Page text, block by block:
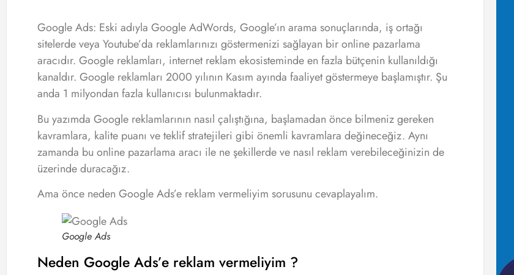
Google Ads: Eski adıyla Google AdWords, Google’ın arama sonuçlarında, iş ortağı
sitelerde veya Youtube’da reklamlarınızı göstermenizi sağlayan bir online pazarlama
aracıdır. Google reklamları, internet reklam ekosisteminde en fazla bütçenin kullanıldığı
kanaldır. Google reklamları 2000 yılının Kasım ayında faaliyet göstermeye başlamıştır. Şu
anda 1 milyondan fazla kullanıcısı bulunmaktadır.
Bu yazımda Google reklamlarının nasıl çalıştığına, başlamadan önce bilmeniz gereken
kavramlara, kalite puanı ve teklif stratejileri gibi önemli kavramlara değineceğiz. Aynı
zamanda bu online pazarlama aracı ile ne şekillerde ve nasıl reklam verebileceğinizin de
üzerinde duracağız.
Ama önce neden Google Ads’e reklam vermeliyim sorusunu cevaplayalım.
Google Ads
Neden Google Ads’e reklam vermeliyim ?